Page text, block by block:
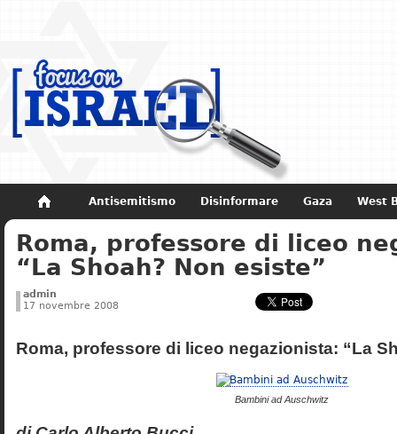
Antisemitismo Disinformare Gaza West
Non dimenticare Storia di Israele
Roma, professore di liceo
“La Shoah? Non esiste”
admin
17 novembre 2008
Roma, professore di liceo negazionista: “La
Bambini ad Auschwitz